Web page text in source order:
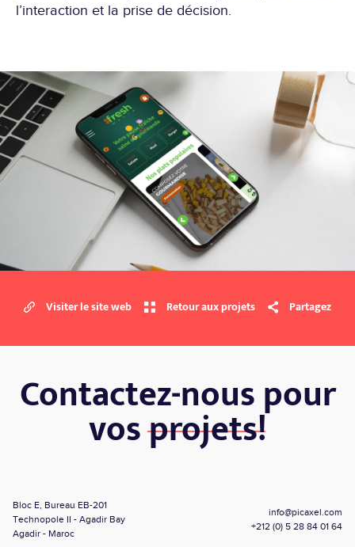
l’interaction et la prise de décision.
Visiter le site web Retour aux projets Partagez
Bloc E, Bureau EB-201
Technopole II - Agadir Bay
Agadir - Maroc
Contactez-nous pour
vosprojets!
info@picaxel.com
+212 (0) 5 28 84 01 64